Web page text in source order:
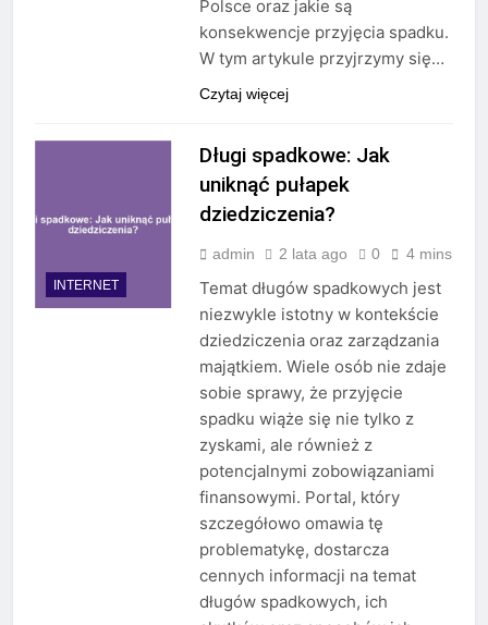
Polsce oraz jakie są
konsekwencje przyjęcia spadku.
W tym artykule przyjrzymy się…
Czytaj więcej
INTERNET
Długi spadkowe: Jak
uniknąć pułapek
dziedziczenia?
admin 2 lata ago 0 4 mins
Temat długów spadkowych jest
niezwykle istotny w kontekście
dziedziczenia oraz zarządzania
majątkiem. Wiele osób nie zdaje
sobie sprawy, że przyjęcie
spadku wiąże się nie tylko z
zyskami, ale również z
potencjalnymi zobowiązaniami
finansowymi. Portal, który
szczegółowo omawia tę
problematykę, dostarcza
cennych informacji na temat
długów spadkowych, ich